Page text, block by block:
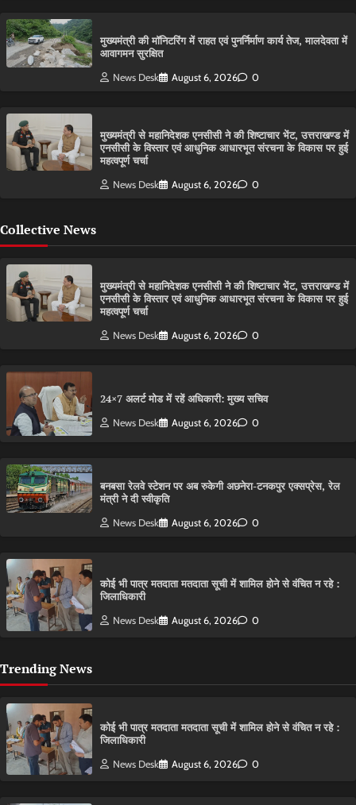
मुख्यमंत्री की मॉनिटरिंग में राहत एवं पुनर्निर्माण कार्य तेज, मालदेवता में
आवागमन सुरक्षित
News Desk August 6, 2026 0
मुख्यमंत्री से महानिदेशक एनसीसी ने की शिष्टाचार भेंट, उत्तराखण्ड में
एनसीसी के विस्तार एवं आधुनिक आधारभूत संरचना के विकास पर हुई
महत्वपूर्ण चर्चा
News Desk August 6, 2026 0
Collective News
मुख्यमंत्री से महानिदेशक एनसीसी ने की शिष्टाचार भेंट, उत्तराखण्ड में
एनसीसी के विस्तार एवं आधुनिक आधारभूत संरचना के विकास पर हुई
महत्वपूर्ण चर्चा
News Desk August 6, 2026 0
24×7 अलर्ट मोड में रहें अधिकारी: मुख्य सचिव
News Desk August 6, 2026 0
बनबसा रेलवे स्टेशन पर अब रुकेगी अछनेरा-टनकपुर एक्सप्रेस, रेल
मंत्री ने दी स्वीकृति
News Desk August 6, 2026 0
कोई भी पात्र मतदाता मतदाता सूची में शामिल होने से वंचित न रहे :
जिलाधिकारी
News Desk August 6, 2026 0
Trending News
कोई भी पात्र मतदाता मतदाता सूची में शामिल होने से वंचित न रहे :
जिलाधिकारी
News Desk August 6, 2026 0